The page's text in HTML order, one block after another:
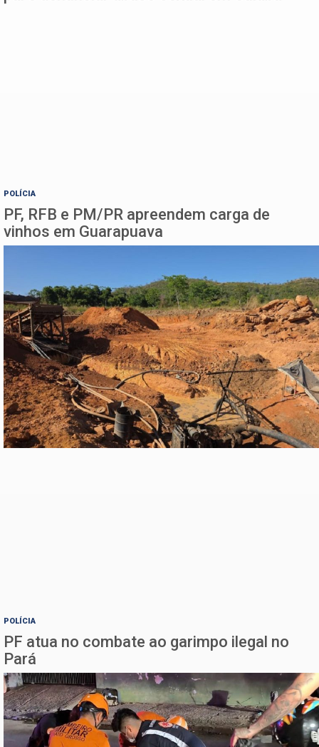
POLÍCIA
PF, RFB e PM/PR apreendem carga de
vinhos em Guarapuava
POLÍCIA
PF atua no combate ao garimpo ilegal no
Pará